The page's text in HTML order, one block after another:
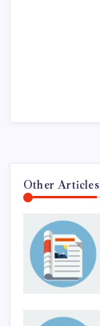
Other Articles